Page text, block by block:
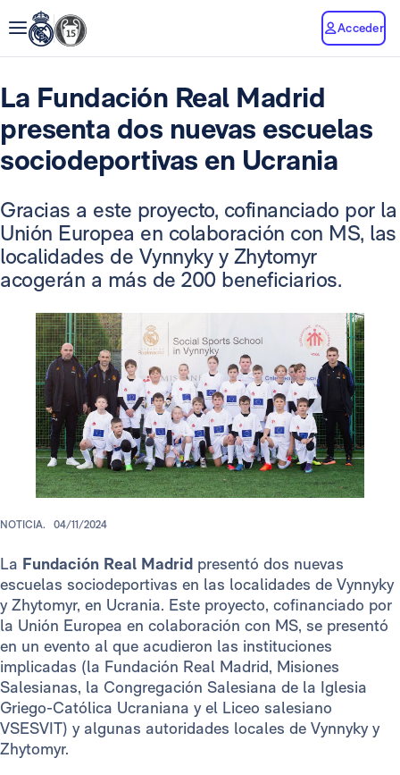
Acceder
La Fundación Real Madrid
presenta dos nuevas escuelas
sociodeportivas en Ucrania
Gracias a este proyecto, cofinanciado por la
Unión Europea en colaboración con MS, las
localidades de Vynnyky y Zhytomyr
acogerán a más de 200 beneficiarios.
NOTICIA. 04/11/2024
La Fundación Real Madrid presentó dos nuevas
escuelas sociodeportivas en las localidades de Vynnyky
y Zhytomyr, en Ucrania. Este proyecto, cofinanciado por
la Unión Europea en colaboración con MS, se presentó
en un evento al que acudieron las instituciones
implicadas (la Fundación Real Madrid, Misiones
Salesianas, la Congregación Salesiana de la Iglesia
Griego-Católica Ucraniana y el Liceo salesiano
VSESVIT) y algunas autoridades locales de Vynnyky y
Zhytomyr.